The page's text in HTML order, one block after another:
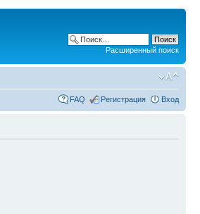
Расширенный поиск
FAQ Регистрация Вход